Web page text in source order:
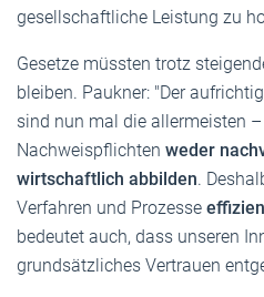
gesellschaftliche Leistung zu
Gesetze müssten trotz
bleiben. Paukner: "Der
sind nun mal die allermeisten
Nachweispflichten weder
wirtschaftlich abbilden.
Verfahren und Prozesse
bedeutet auch, dass unseren
grundsätzliches Vertrauen